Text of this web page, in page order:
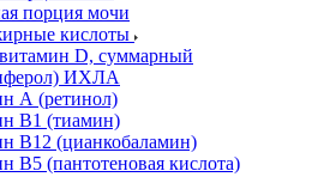
порция мочи
кислоты
D, суммарный
ИХЛА
А (ретинол)
В1 (тиамин)
В12 (цианкобаламин)
В5 (пантотеновая кислота)